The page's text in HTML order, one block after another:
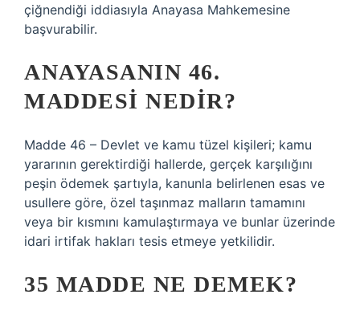
çiğnendiği iddiasıyla Anayasa Mahkemesine
başvurabilir.
ANAYASANIN 46.
MADDESI NEDIR?
Madde 46 – Devlet ve kamu tüzel kişileri; kamu
yararının gerektirdiği hallerde, gerçek karşılığını
peşin ödemek şartıyla, kanunla belirlenen esas ve
usullere göre, özel taşınmaz malların tamamını
veya bir kısmını kamulaştırmaya ve bunlar üzerinde
idari irtifak hakları tesis etmeye yetkilidir.
35 MADDE NE DEMEK?